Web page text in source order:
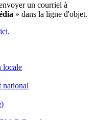
un courriel à
» dans la ligne d'objet.
locale
national